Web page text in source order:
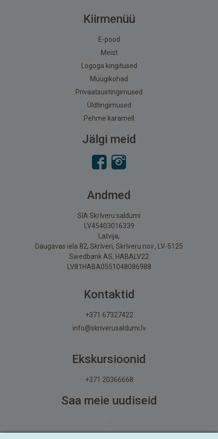
Kiirmenüü
E-pood
Meist
Logoga kingitused
Müügikohad
Privaatsustingimused
Üldtingimused
Pehme karamell
Jälgi meid
Andmed
SIA Skrīveru saldumi
LV45403016339
Latvija,
Daugavas iela 82, Skrīveri, Skrīveru nov., LV-5125
Swedbank AS, HABALV22
LV81HABA0551048086988
Kontaktid
+371 67327422
info@skriverusaldumi.lv
Ekskursioonid
+371 20366668
Saa meie uudiseid
.